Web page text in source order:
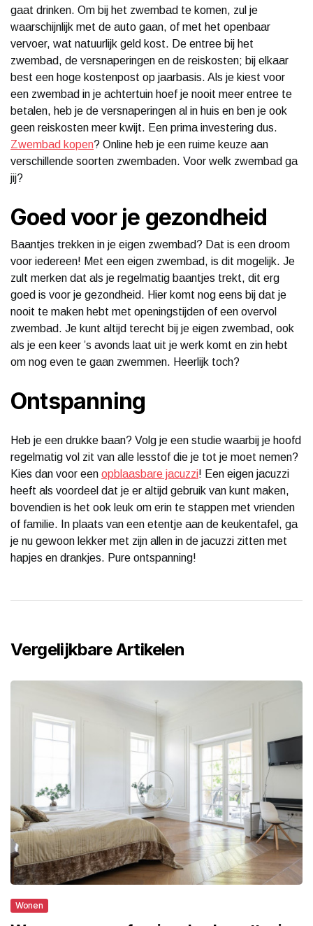
gaat drinken. Om bij het zwembad te komen, zul je
waarschijnlijk met de auto gaan, of met het openbaar
vervoer, wat natuurlijk geld kost. De entree bij het
zwembad, de versnaperingen en de reiskosten; bij elkaar
best een hoge kostenpost op jaarbasis. Als je kiest voor
een zwembad in je achtertuin hoef je nooit meer entree te
betalen, heb je de versnaperingen al in huis en ben je ook
geen reiskosten meer kwijt. Een prima investering dus.
Zwembad kopen? Online heb je een ruime keuze aan
verschillende soorten zwembaden. Voor welk zwembad ga
jij?
Goed voor je gezondheid
Baantjes trekken in je eigen zwembad? Dat is een droom
voor iedereen! Met een eigen zwembad, is dit mogelijk. Je
zult merken dat als je regelmatig baantjes trekt, dit erg
goed is voor je gezondheid. Hier komt nog eens bij dat je
nooit te maken hebt met openingstijden of een overvol
zwembad. Je kunt altijd terecht bij je eigen zwembad, ook
als je een keer ’s avonds laat uit je werk komt en zin hebt
om nog even te gaan zwemmen. Heerlijk toch?
Ontspanning
Heb je een drukke baan? Volg je een studie waarbij je hoofd
regelmatig vol zit van alle lesstof die je tot je moet nemen?
Kies dan voor een opblaasbare jacuzzi! Een eigen jacuzzi
heeft als voordeel dat je er altijd gebruik van kunt maken,
bovendien is het ook leuk om erin te stappen met vrienden
of familie. In plaats van een etentje aan de keukentafel, ga
je nu gewoon lekker met zijn allen in de jacuzzi zitten met
hapjes en drankjes. Pure ontspanning!
Vergelijkbare Artikelen
Wonen